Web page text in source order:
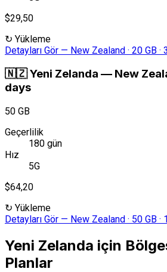
$29,50
↻ Yükleme
Detayları Gör — New Zealand · 20 GB ·
🇳🇿Yeni Zelanda — New
days
50 GB
Geçerlilik
180 gün
Hız
5G
$64,20
↻ Yükleme
Detayları Gör — New Zealand · 50 GB ·
Yeni Zelanda için
Planlar